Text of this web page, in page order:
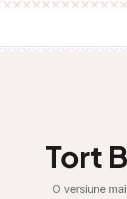
Tort
O versiune